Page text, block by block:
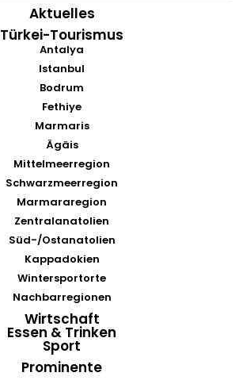
Aktuelles
Türkei-Tourismus
Antalya
Istanbul
Bodrum
Fethiye
Marmaris
Ägäis
Mittelmeerregion
Schwarzmeerregion
Marmararegion
Zentralanatolien
Süd-/Ostanatolien
Kappadokien
Wintersportorte
Nachbarregionen
Wirtschaft
Essen & Trinken
Sport
Prominente